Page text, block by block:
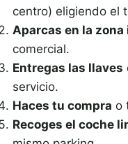
centro) eligiendo el
Aparcas en la
comercial.
Entregas las llaves
servicio.
Haces tu compra o
Recoges el coche